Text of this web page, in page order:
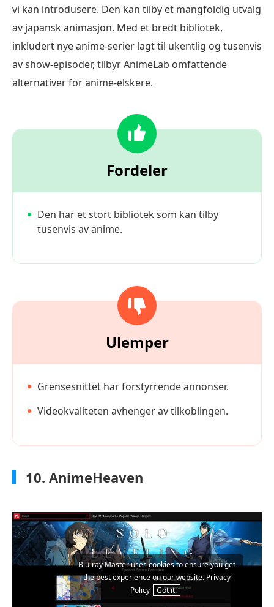
vi kan introdusere. Den kan tilby et mangfoldig utvalg
av japansk animasjon. Med et bredt bibliotek,
inkludert nye anime-serier lagt til ukentlig og tusenvis
av show-episoder, tilbyr AnimeLab omfattende
alternativer for anime-elskere.
Fordeler
Den har et stort bibliotek som kan tilby
tusenvis av anime.
Ulemper
Grensesnittet har forstyrrende annonser.
Videokvaliteten avhenger av tilkoblingen.
10. AnimeHeaven
Blu-ray Master uses cookies to ensure you get
the best experience on our website. Privacy
Policy
Got it!